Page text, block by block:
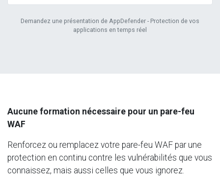
Demandez une présentation de AppDefender - Protection de vos
applications en temps réel
Aucune formation nécessaire pour un pare-feu
WAF
Renforcez ou remplacez votre pare-feu WAF par une
protection en continu contre les vulnérabilités que vous
connaissez, mais aussi celles que vous ignorez.